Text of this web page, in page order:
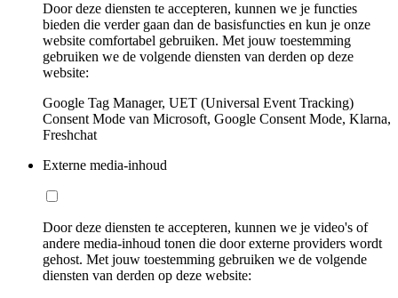
Door deze diensten te accepteren, kunnen we je functies
bieden die verder gaan dan de basisfuncties en kun je onze
website comfortabel gebruiken. Met jouw toestemming
gebruiken we de volgende diensten van derden op deze
website:
Google Tag Manager, UET (Universal Event Tracking)
Consent Mode van Microsoft, Google Consent Mode, Klarna,
Freshchat
Externe media-inhoud
Door deze diensten te accepteren, kunnen we je video's of
andere media-inhoud tonen die door externe providers wordt
gehost. Met jouw toestemming gebruiken we de volgende
diensten van derden op deze website: